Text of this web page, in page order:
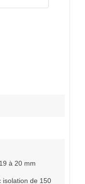
à 20 mm
isolation de 150